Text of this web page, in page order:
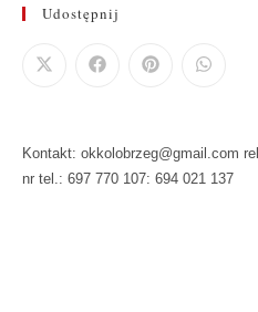
Udostępnij
Kontakt: okkolobrzeg@gmail.com
nr tel.: 697 770 107: 694 021 137